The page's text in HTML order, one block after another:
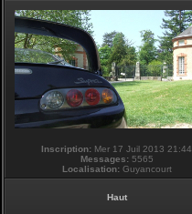
Inscription: Mer 17 Juil 2013 21:44
Messages: 5565
Localisation: Guyancourt
Haut